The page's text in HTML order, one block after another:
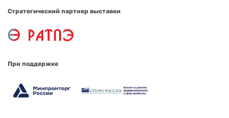
Стратегический партнер выставки
При поддержке